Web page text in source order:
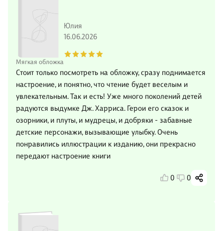
Мягкая обложка
Юлия
16.06.2026
Стоит только посмотреть на обложку, сразу поднимается
настроение, и понятно, что чтение будет веселым и
увлекательным. Так и есть! Уже много поколений детей
радуются выдумке Дж. Харриса. Герои его сказок и
озорники, и плуты, и мудрецы, и добряки - забавные
детские персонажи, вызывающие улыбку. Очень
понравились иллюстрации к изданию, они прекрасно
передают настроение книги
0 0